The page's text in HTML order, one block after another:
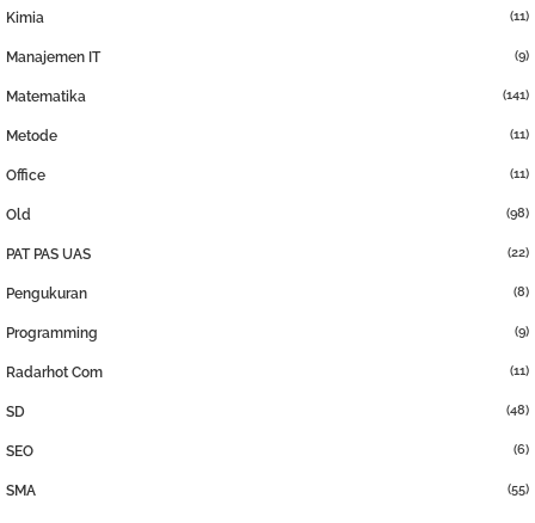
Kimia (11)
Manajemen IT (9)
Matematika (141)
Metode (11)
Office (11)
Old (98)
PAT PAS UAS (22)
Pengukuran (8)
Programming (9)
Radarhot Com (11)
SD (48)
SEO (6)
SMA (55)